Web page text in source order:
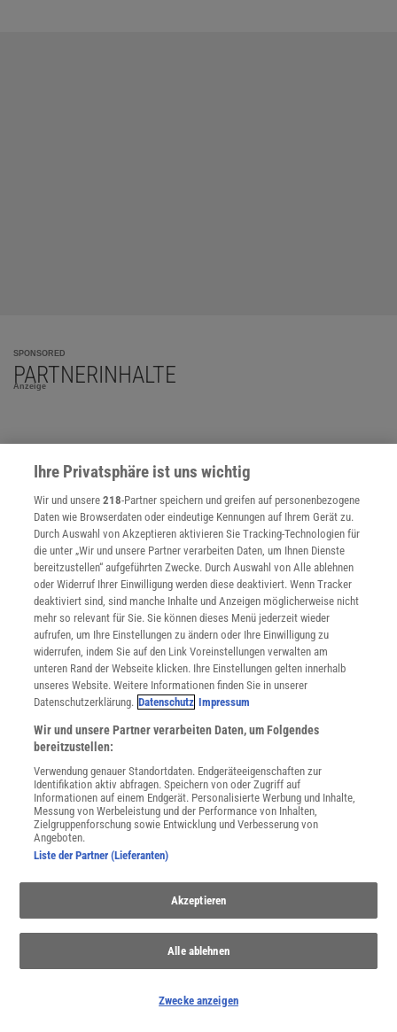
SPONSORED
PARTNERINHALTE
Anzeige
NACH OBEN
Für Sie im Spektrum-Shop und am Kiosk:
Spektrum.de-Newsletter abonnieren
JETZT ANMELDEN!
Ihre Privatsphäre ist uns wichtig
Wir und unsere218-Partner speichern und greifen auf personenbezogene
Daten wie Browserdaten oder eindeutige Kennungen auf Ihrem Gerät zu.
Durch Auswahl von Akzeptieren aktivieren Sie Tracking-Technologien für
die unter „Wir und unsere Partner verarbeiten Daten, um Ihnen Dienste
bereitzustellen“ aufgeführten Zwecke. Durch Auswahl von Alle ablehnen
oder Widerruf Ihrer Einwilligung werden diese deaktiviert. Wenn Tracker
deaktiviert sind, sind manche Inhalte und Anzeigen möglicherweise nicht
mehr so relevant für Sie. Sie können dieses Menü jederzeit wieder
aufrufen, um Ihre Einstellungen zu ändern oder Ihre Einwilligung zu
widerrufen, indem Sie auf den Link Voreinstellungen verwalten am
unteren Rand der Webseite klicken. Ihre Einstellungen gelten innerhalb
unseres Website. Weitere Informationen finden Sie in unserer
Datenschutzerklärung. Datenschutz Impressum
Wir und unsere Partner verarbeiten Daten, um Folgendes
bereitzustellen:
Verwendung genauer Standortdaten. Endgeräteeigenschaften zur
Identifikation aktiv abfragen. Speichern von oder Zugriff auf
Informationen auf einem Endgerät. Personalisierte Werbung und Inhalte,
Messung von Werbeleistung und der Performance von Inhalten,
Zielgruppenforschung sowie Entwicklung und Verbesserung von
Angeboten.
Liste der Partner (Lieferanten)
Akzeptieren
Alle ablehnen
Zwecke anzeigen